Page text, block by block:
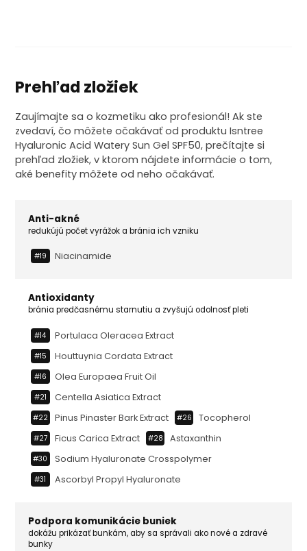
Prehľad zložiek
Zaujímajte sa o kozmetiku ako profesionál! Ak ste
zvedaví, čo môžete očakávať od produktu Isntree
Hyaluronic Acid Watery Sun Gel SPF50, prečítajte si
prehľad zložiek, v ktorom nájdete informácie o tom,
aké benefity môžete od neho očakávať.
Anti-akné
redukújú počet vyrážok a bránia ich vzniku
#19 Niacinamide
Antioxidanty
bránia predčasnému starnutiu a zvyšujú odolnosť pleti
#14 Portulaca Oleracea Extract
#15 Houttuynia Cordata Extract
#16 Olea Europaea Fruit Oil
#21 Centella Asiatica Extract
#22 Pinus Pinaster Bark Extract #26 Tocopherol
#27 Ficus Carica Extract #28 Astaxanthin
#30 Sodium Hyaluronate Crosspolymer
#31 Ascorbyl Propyl Hyaluronate
Podpora komunikácie buniek
dokážu prikázať bunkám, aby sa správali ako nové a zdravé
bunky